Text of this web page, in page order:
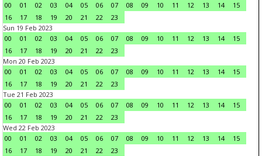
00
01 02 03 04 05 06 07 08 09 10 11 12 13 14
15
16
17 18 19 20 21 22
23
Sun 19 Feb 2023
00
01 02 03 04 05 06 07 08 09 10 11 12 13 14
15
16
17 18 19 20 21 22
23
Mon 20 Feb 2023
00
01 02 03 04 05 06 07 08 09 10 11 12 13 14
15
16
17 18 19 20 21 22
23
Tue 21 Feb 2023
00
01 02 03 04 05 06 07 08 09 10 11 12 13 14
15
16
17 18 19 20 21 22
23
Wed 22 Feb 2023
00
01 02 03 04 05 06 07 08 09 10 11 12 13 14
15
16
17 18 19 20 21 22
23